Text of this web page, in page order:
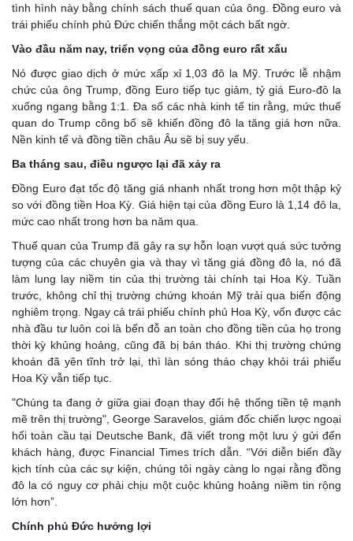
tình hình này bằng chính sách thuế quan của ông. Đồng euro và
trái phiếu chính phủ Đức chiến thắng một cách bất ngờ.
Vào đầu năm nay, triển vọng của đồng euro rất xấu
Nó được giao dịch ở mức xấp xỉ 1,03 đô la Mỹ. Trước lễ nhậm
chức của ông Trump, đồng Euro tiếp tục giảm, tỷ giá Euro-đô la
xuống ngang bằng 1:1. Đa số các nhà kinh tế tin rằng, mức thuế
quan do Trump công bố sẽ khiến đồng đô la tăng giá hơn nữa.
Nền kinh tế và đồng tiền châu Âu sẽ bị suy yếu.
Ba tháng sau, điều ngược lại đã xảy ra
Đồng Euro đạt tốc độ tăng giá nhanh nhất trong hơn một thập kỷ
so với đồng tiền Hoa Kỳ. Giá hiện tại của đồng Euro là 1,14 đô la,
mức cao nhất trong hơn ba năm qua.
Thuế quan của Trump đã gây ra sự hỗn loạn vượt quá sức tưởng
tượng của các chuyên gia và thay vì tăng giá đồng đô la, nó đã
làm lung lay niềm tin của thị trường tài chính tại Hoa Kỳ. Tuần
trước, không chỉ thị trường chứng khoán Mỹ trải qua biến động
nghiêm trọng. Ngay cả trái phiếu chính phủ Hoa Kỳ, vốn được các
nhà đầu tư luôn coi là bến đỗ an toàn cho đồng tiền của họ trong
thời kỳ khủng hoảng, cũng đã bị bán tháo. Khi thị trường chứng
khoán đã yên tĩnh trở lại, thì làn sóng tháo chạy khỏi trái phiếu
Hoa Kỳ vẫn tiếp tục.
"Chúng ta đang ở giữa giai đoạn thay đổi hệ thống tiền tệ mạnh
mẽ trên thị trường", George Saravelos, giám đốc chiến lược ngoại
hối toàn cầu tại Deutsche Bank, đã viết trong một lưu ý gửi đến
khách hàng, được Financial Times trích dẫn. “Với diễn biến đầy
kịch tính của các sự kiện, chúng tôi ngày càng lo ngại rằng đồng
đô la có nguy cơ phải chịu một cuộc khủng hoảng niềm tin rộng
lớn hơn”.
Chính phủ Đức hưởng lợi